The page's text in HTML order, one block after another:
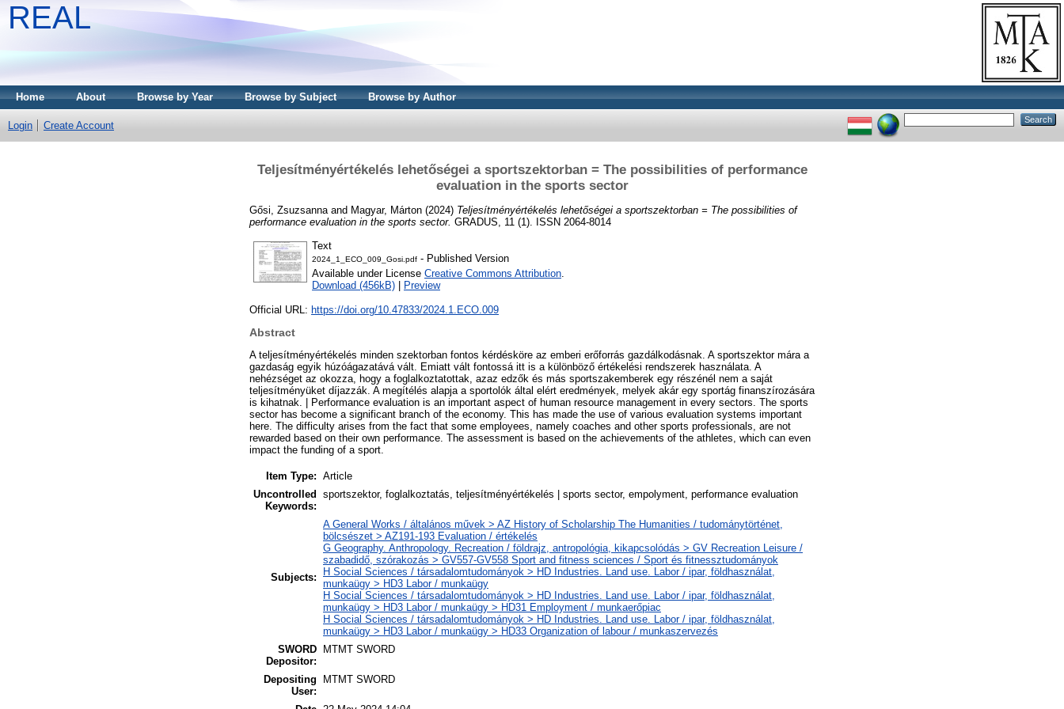
REAL
Home About Browse by Year Browse by Subject Browse by Author
Login Create Account
Teljesítményértékelés lehetőségei a sportszektorban = The possibilities of performance
evaluation in the sports sector
Gősi, Zsuzsanna and Magyar, Márton (2024) Teljesítményértékelés lehetőségei a sportszektorban = The possibilities of
performance evaluation in the sports sector. GRADUS, 11 (1). ISSN 2064-8014
Text
2024_1_ECO_009_Gosi.pdf - Published Version
Available under License Creative Commons Attribution.
Download (456kB)
Preview
Official URL: https://doi.org/10.47833/2024.1.ECO.009
Abstract
A teljesítményértékelés minden szektorban fontos kérdésköre az emberi erőforrás gazdálkodásnak. A sportszektor mára a
gazdaság egyik húzóágazatává vált. Emiatt vált fontossá itt is a különböző értékelési rendszerek használata. A
nehézséget az okozza, hogy a foglalkoztatottak, azaz edzők és más sportszakemberek egy részénél nem a saját
teljesítményüket díjazzák. A megítélés alapja a sportolók által elért eredmények, melyek akár egy sportág finanszírozására
is kihatnak. | Performance evaluation is an important aspect of human resource management in every sectors. The sports
sector has become a significant branch of the economy. This has made the use of various evaluation systems important
here. The difficulty arises from the fact that some employees, namely coaches and other sports professionals, are not
rewarded based on their own performance. The assessment is based on the achievements of the athletes, which can even
impact the funding of a sport.
Item Type: Article
Uncontrolled
Keywords:
sportszektor, foglalkoztatás, teljesítményértékelés | sports sector, empolyment, performance evaluation
Subjects:
A General Works / általános művek > AZ History of Scholarship The Humanities / tudománytörténet,
bölcsészet > AZ191-193 Evaluation / értékelés
G Geography. Anthropology. Recreation / földrajz, antropológia, kikapcsolódás > GV Recreation Leisure /
szabadidő, szórakozás > GV557-GV558 Sport and fitness sciences / Sport és fitnessztudományok
H Social Sciences / társadalomtudományok > HD Industries. Land use. Labor / ipar, földhasználat,
munkaügy > HD3 Labor / munkaügy
H Social Sciences / társadalomtudományok > HD Industries. Land use. Labor / ipar, földhasználat,
munkaügy > HD3 Labor / munkaügy > HD31 Employment / munkaerőpiac
H Social Sciences / társadalomtudományok > HD Industries. Land use. Labor / ipar, földhasználat,
munkaügy > HD3 Labor / munkaügy > HD33 Organization of labour / munkaszervezés
SWORD
Depositor:
MTMT SWORD
Depositing
User:
MTMT SWORD